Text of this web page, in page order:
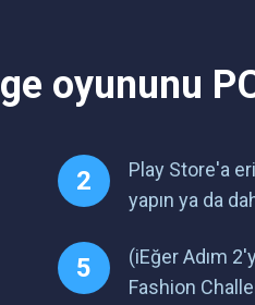
oyununu
Play Store'a
yapın ya da
(iEğer Adım
Fashion